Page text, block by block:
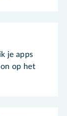
je apps
op het